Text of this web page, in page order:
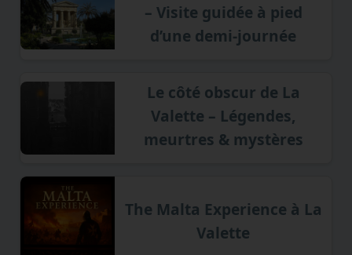
– Visite guidée à pied
d’une demi-journée
Le côté obscur de La
Valette – Légendes,
meurtres & mystères
The Malta Experience à La
Valette